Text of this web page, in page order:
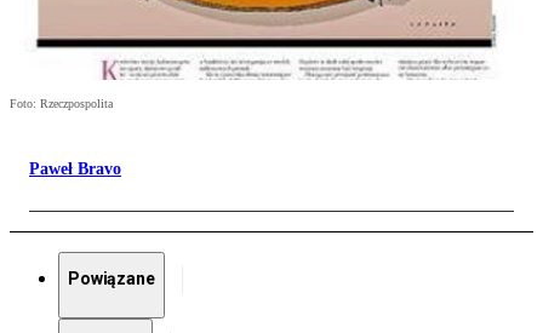
Foto: Rzeczpospolita
Paweł Bravo
Powiązane